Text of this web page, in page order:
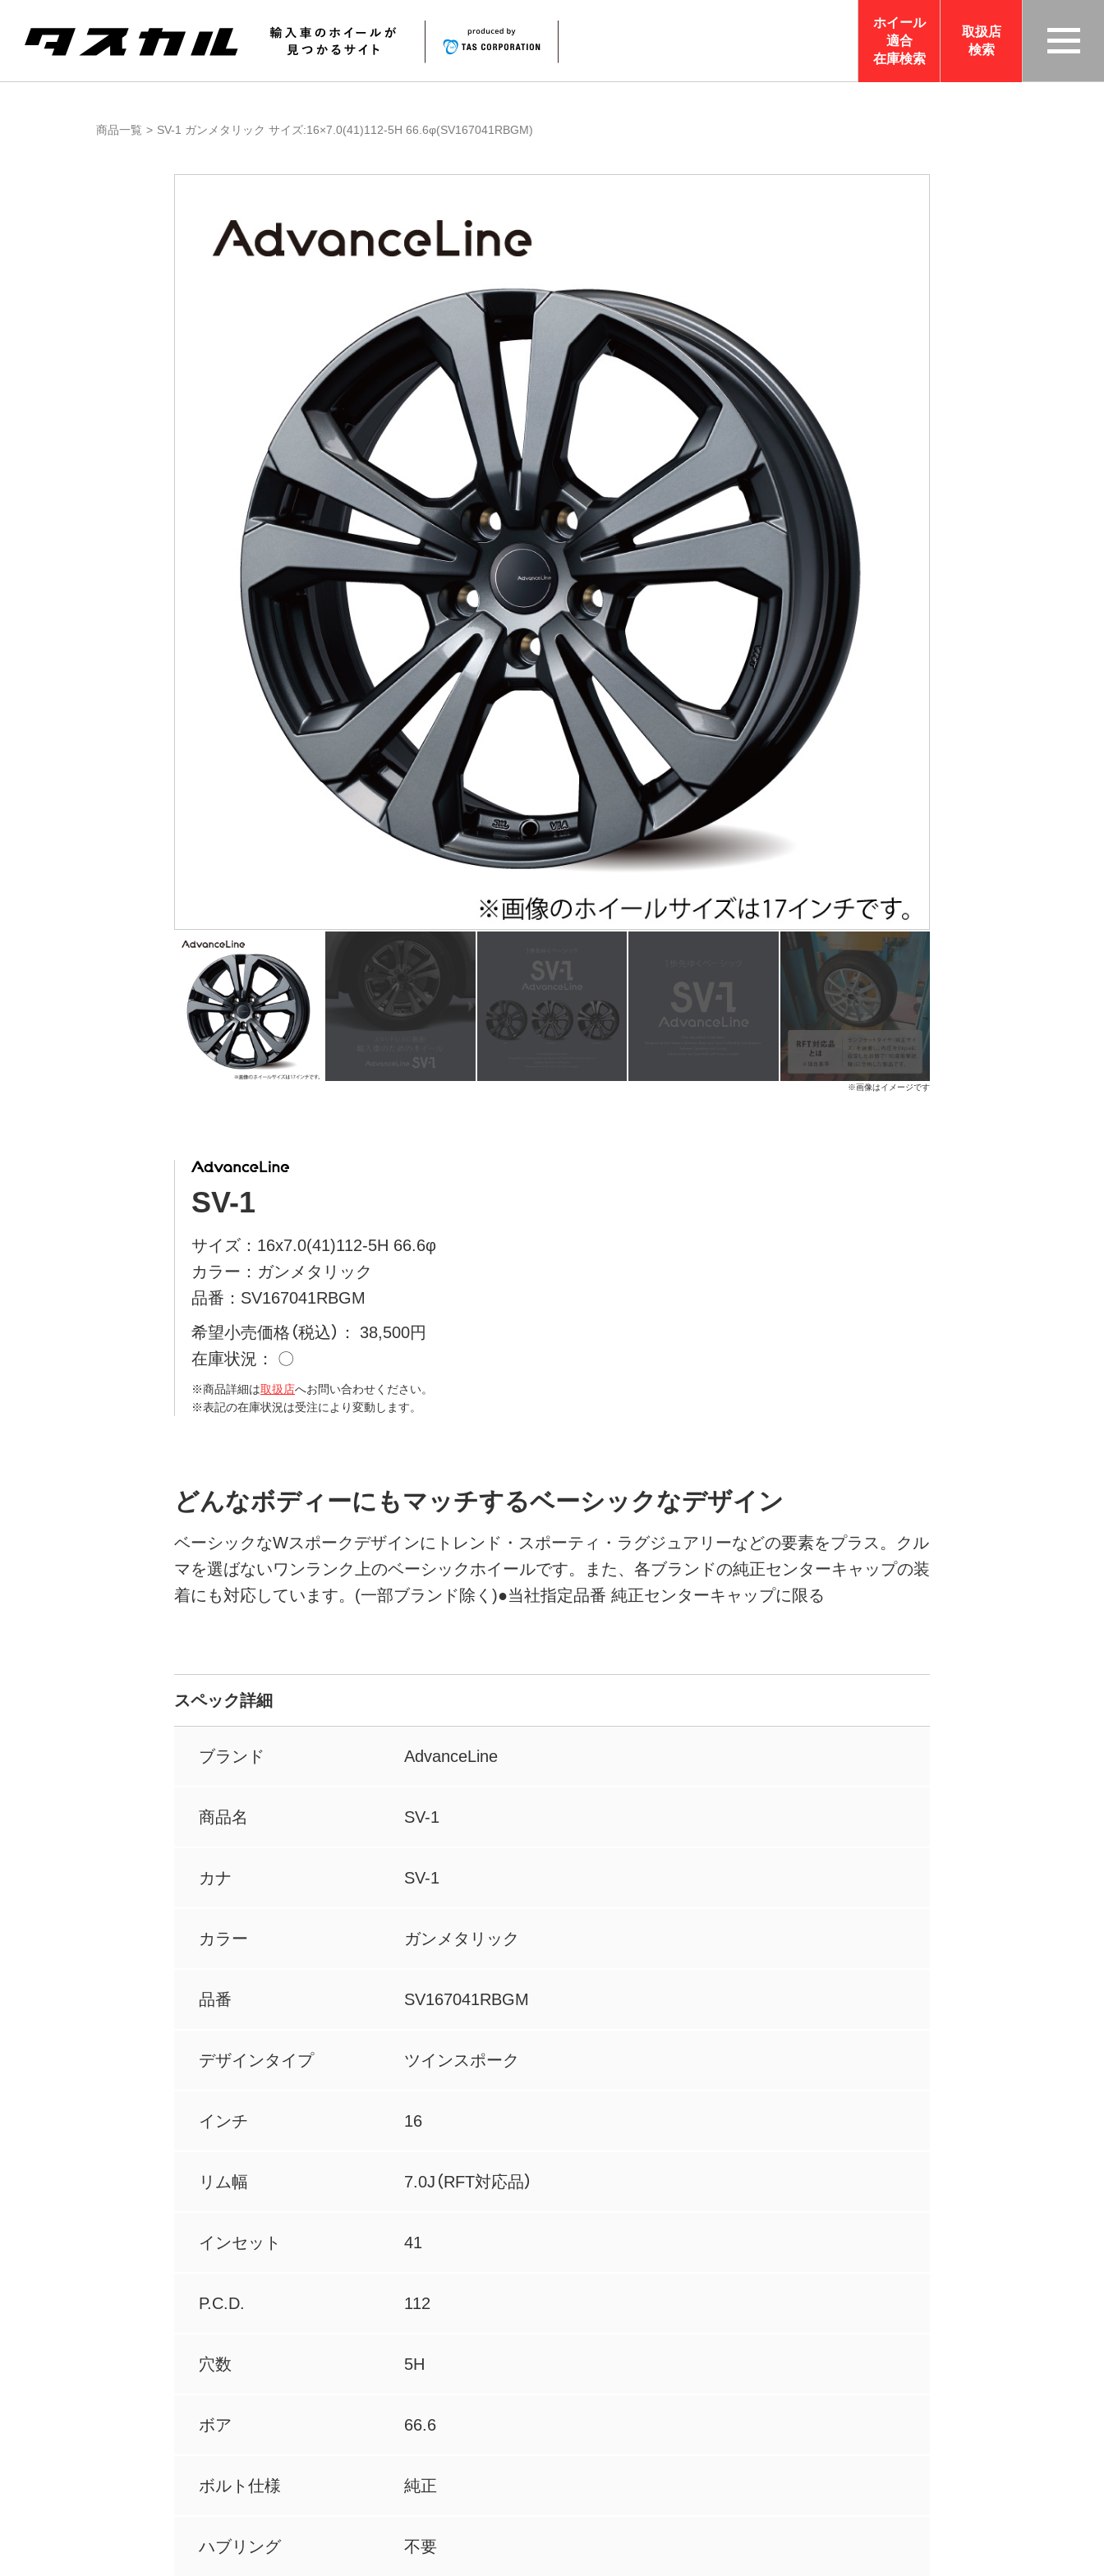
ホイール
適合
在庫検索
取扱店
検索
商品一覧 SV-1 ガンメタリック サイズ:16×7.0(41)112-5H 66.6φ(SV167041RBGM)
※画像はイメージです
SV-1
サイズ：16x7.0(41)112-5H 66.6φ
カラー：ガンメタリック
品番：SV167041RBGM
希望小売価格（税込）
38,500円
在庫状況
〇
※商品詳細は取扱店へお問い合わせください。
※表記の在庫状況は受注により変動します。
どんなボディーにもマッチするベーシックなデザイン
ベーシックなWスポークデザインにトレンド・スポーティ・ラグジュアリーなどの要素をプラス。クル
マを選ばないワンランク上のベーシックホイールです。また、各ブランドの純正センターキャップの装
着にも対応しています。(一部ブランド除く)●当社指定品番 純正センターキャップに限る
スペック詳細
ブランド AdvanceLine
商品名 SV-1
カナ SV-1
カラー ガンメタリック
品番 SV167041RBGM
デザインタイプ ツインスポーク
インチ 16
リム幅 7.0J（RFT対応品）
インセット 41
P.C.D. 112
穴数 5H
ボア 66.6
ボルト仕様 純正
ハブリング 不要
TAS
CO